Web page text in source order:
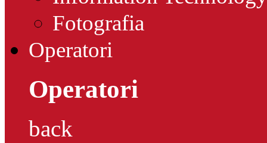
Fotografia
Operatori
Operatori
back